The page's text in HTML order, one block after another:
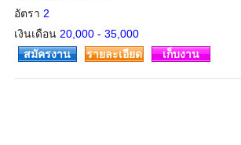
อัตรา 2
เงินเดือน 20,000 - 35,000
สมัครงาน รายละเอียด เก็บงาน